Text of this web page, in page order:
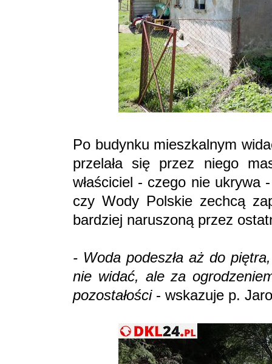
Po budynku mieszkalnym
przelała się przez niego
właściciel - czego nie ukrywa
czy Wody Polskie zechcą
bardziej naruszoną przez
- Woda podeszła aż do
nie widać, ale za
pozostałości - wskazuje p.